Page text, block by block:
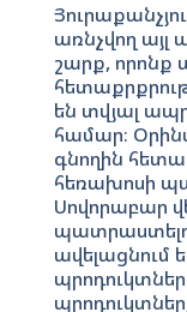
առնչվող այլ
շարք, որոնք
են տվյալ
համար։
գնողին
հեռախոսի
Սովորաբար
ավելացնում